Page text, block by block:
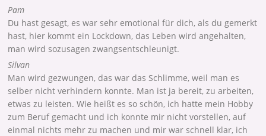
Pam
Du hast gesagt, es war sehr emotional für dich, als du gemerkt
hast, hier kommt ein Lockdown, das Leben wird angehalten,
man wird sozusagen zwangsentschleunigt.
Silvan
Man wird gezwungen, das war das Schlimme, weil man es
selber nicht verhindern konnte. Man ist ja bereit, zu arbeiten,
etwas zu leisten. Wie heißt es so schön, ich hatte mein Hobby
zum Beruf gemacht und ich konnte mir nicht vorstellen, auf
einmal nichts mehr zu machen und mir war schnell klar, ich